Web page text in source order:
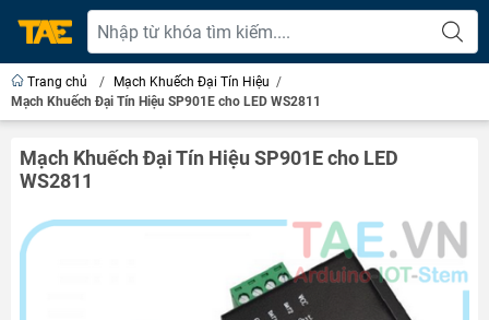
Trang chủ / Mạch Khuếch Đại Tín Hiệu /
Mạch Khuếch Đại Tín Hiệu SP901E cho LED WS2811
Mạch Khuếch Đại Tín Hiệu SP901E cho LED
WS2811